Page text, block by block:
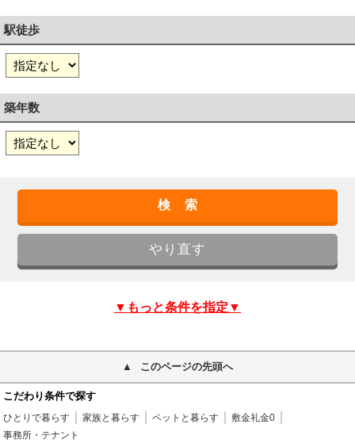
駅徒歩
築年数
▼もっと条件を指定▼
このページの先頭へ
こだわり条件で探す
ひとりで暮らす 家族と暮らす ペットと暮らす
敷金礼金0
事務所・テナント